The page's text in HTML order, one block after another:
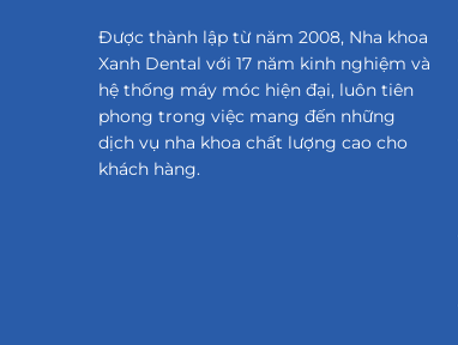
Được thành lập từ năm 2008, Nha khoa
Xanh Dental với 17 năm kinh nghiệm và
hệ thống máy móc hiện đại, luôn tiên
phong trong việc mang đến những
dịch vụ nha khoa chất lượng cao cho
khách hàng.